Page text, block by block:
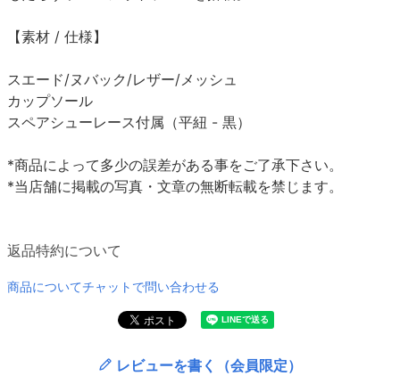
【素材 / 仕様】
スエード/ヌバック/レザー/メッシュ
カップソール
スペアシューレース付属（平紐 - 黒）
*商品によって多少の誤差がある事をご了承下さい。
*当店舗に掲載の写真・文章の無断転載を禁じます。
返品特約について
商品についてチャットで問い合わせる
レビューを書く（会員限定）